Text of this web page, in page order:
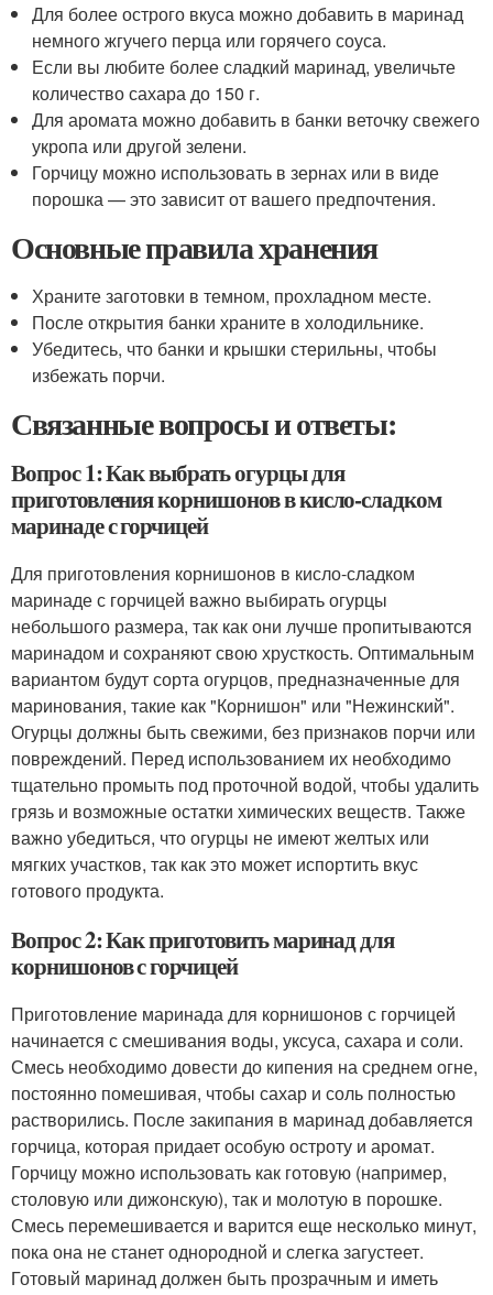
Для более острого вкуса можно добавить в маринад
немного жгучего перца или горячего соуса.
Если вы любите более сладкий маринад, увеличьте
количество сахара до 150 г.
Для аромата можно добавить в банки веточку свежего
укропа или другой зелени.
Горчицу можно использовать в зернах или в виде
порошка — это зависит от вашего предпочтения.
Основные правила хранения
Храните заготовки в темном, прохладном месте.
После открытия банки храните в холодильнике.
Убедитесь, что банки и крышки стерильны, чтобы
избежать порчи.
Связанные вопросы и ответы:
Вопрос 1: Как выбрать огурцы для
приготовления корнишонов в кисло-сладком
маринаде с горчицей
Для приготовления корнишонов в кисло-сладком
маринаде с горчицей важно выбирать огурцы
небольшого размера, так как они лучше пропитываются
маринадом и сохраняют свою хрусткость. Оптимальным
вариантом будут сорта огурцов, предназначенные для
маринования, такие как "Корнишон" или "Нежинский".
Огурцы должны быть свежими, без признаков порчи или
повреждений. Перед использованием их необходимо
тщательно промыть под проточной водой, чтобы удалить
грязь и возможные остатки химических веществ. Также
важно убедиться, что огурцы не имеют желтых или
мягких участков, так как это может испортить вкус
готового продукта.
Вопрос 2: Как приготовить маринад для
корнишонов с горчицей
Приготовление маринада для корнишонов с горчицей
начинается с смешивания воды, уксуса, сахара и соли.
Смесь необходимо довести до кипения на среднем огне,
постоянно помешивая, чтобы сахар и соль полностью
растворились. После закипания в маринад добавляется
горчица, которая придает особую остроту и аромат.
Горчицу можно использовать как готовую (например,
столовую или дижонскую), так и молотую в порошке.
Смесь перемешивается и варится еще несколько минут,
пока она не станет однородной и слегка загустеет.
Готовый маринад должен быть прозрачным и иметь